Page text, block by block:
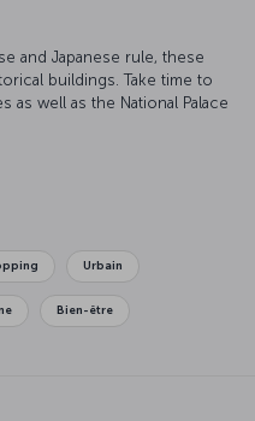
and Japanese rule, these
buildings. Take time to
as well as the National Palace
surrounding it, the Taipei
Khalifa was built, and still
below. One of the city's
natural beauty, you should
Urbain
Bien-être